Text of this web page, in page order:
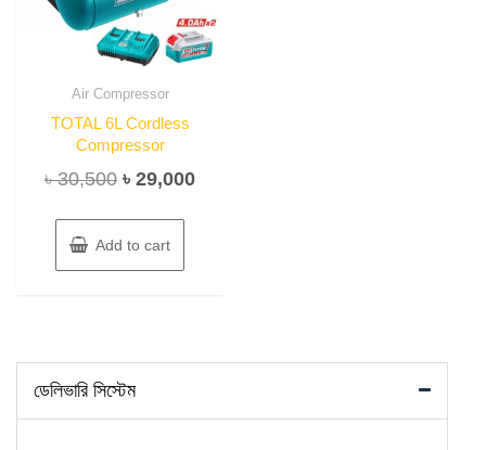
Air Compressor
TOTAL 6L Cordless
Compressor
৳30,500 Original
was:
৳ 30,500.
৳29,000Current
Add to cart
ডেলিভারি সিস্টেম